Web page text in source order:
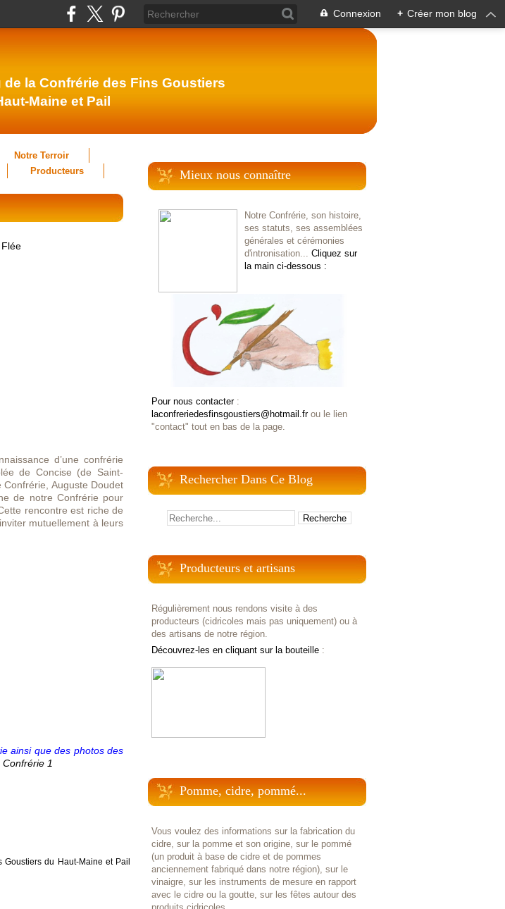
Connexion + Créer mon blog
la Confrérie des Fins Goustiers
Maine et Pail
Notre Terroir
Producteurs
d’une confrérie
de Concise (de Saint-
Auguste Doudet
de notre Confrérie pour
rencontre est riche de
mutuellement à leurs
ainsi que des photos des
1
du Haut-Maine et Pail
Mieux nous connaître
Notre Confrérie, son histoire,
ses statuts, ses assemblées
générales et cérémonies
d'intronisation... Cliquez sur
la main ci-dessous :
Pour nous contacter:
laconfreriedesfinsgoustiers@hotmail.frou le lien
"contact" tout en bas de la page.
Rechercher Dans Ce Blog
Producteurs et artisans
Régulièrement nous rendons visite à des
producteurs (cidricoles mais pas uniquement) ou à
des artisans de notre région.
Découvrez-les en cliquant sur la bouteille :
Pomme, cidre, pommé...
Vous voulez des informations sur la fabrication du
cidre, sur la pomme et son origine, sur le pommé
(un produit à base de cidre et de pommes
anciennement fabriqué dans notre région), sur le
vinaigre, sur les instruments de mesure en rapport
avec le cidre ou la goutte, sur les fêtes autour des